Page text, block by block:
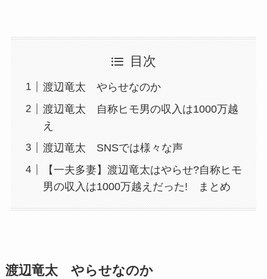
目次
渡辺竜太 やらせなのか
渡辺竜太 自称ヒモ男の収入は1000万越
え
渡辺竜太 SNSでは様々な声
【一夫多妻】渡辺竜太はやらせ?自称ヒモ
男の収入は1000万越えだった! まとめ
渡辺竜太 やらせなのか